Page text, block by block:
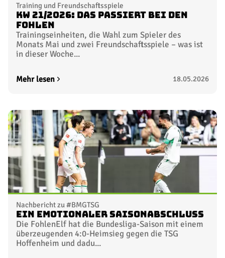
Training und Freundschaftsspiele
KW 21/2026: Das passiert bei den
Fohlen
Trainingseinheiten, die Wahl zum Spieler des
Monats Mai und zwei Freundschaftsspiele – was ist
in dieser Woche...
Mehr lesen 18.05.2026
Nachbericht zu #BMGTSG
Ein emotionaler Saisonabschluss
Die FohlenElf hat die Bundesliga-Saison mit einem
überzeugenden 4:0-Heimsieg gegen die TSG
Hoffenheim und dadu...